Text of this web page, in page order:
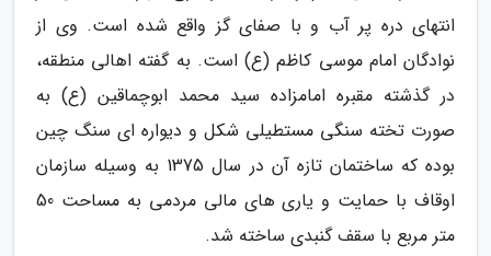
انتهای دره پر آب و با صفای گز واقع شده است. وی از
نوادگان امام موسی کاظم (ع) است. به گفته اهالی منطقه،
در گذشته مقبره امامزاده سید محمد ابوچماقین (ع) به
صورت تخته سنگی مستطیلی شکل و دیواره ای سنگ چین
بوده که ساختمان تازه آن در سال 1375 به وسیله سازمان
اوقاف با حمایت و یاری های مالی مردمی به مساحت 50
متر مربع با سقف گنبدی ساخته شد.